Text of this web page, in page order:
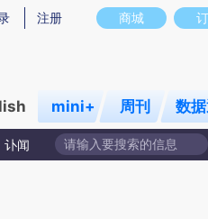
意图存在偏差。不代表财新观点和立
商城
注册
mini+ 周刊 数
讣闻